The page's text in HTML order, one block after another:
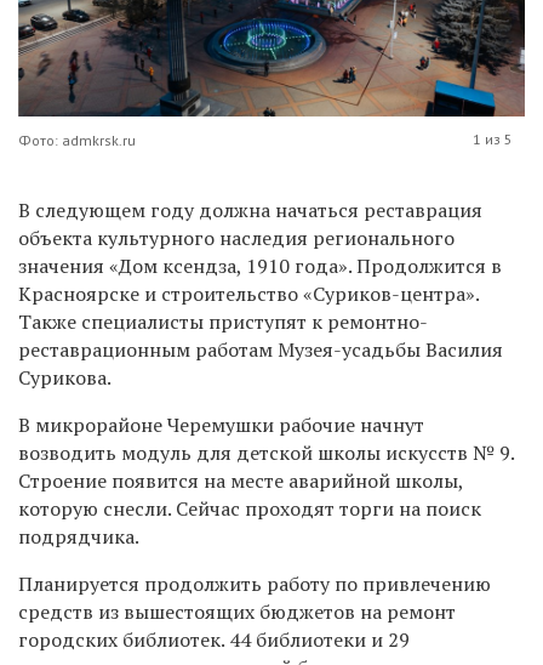
Фото: admkrsk.ru 1 из 5
В следующем году должна начаться реставрация
объекта культурного наследия регионального
значения «Дом ксендза, 1910 года». Продолжится в
Красноярске и строительство «Суриков-центра».
Также специалисты приступят к ремонтно-
реставрационным работам Музея-усадьбы Василия
Сурикова.
В микрорайоне Черемушки рабочие начнут
возводить модуль для детской школы искусств № 9.
Строение появится на месте аварийной школы,
которую снесли. Сейчас проходят торги на поиск
подрядчика.
Планируется продолжить работу по привлечению
средств из вышестоящих бюджетов на ремонт
городских библиотек. 44 библиотеки и 29